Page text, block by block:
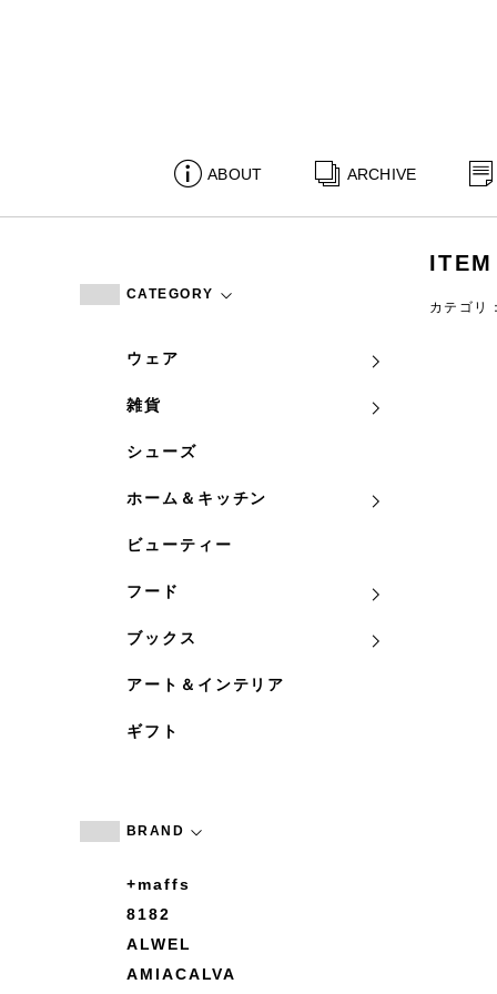
ABOUT ARCHIVE
CATEGORY
ウェア
雑貨
シューズ
ホーム＆キッチン
ビューティー
フード
ブックス
アート＆インテリア
ギフト
BRAND
+maffs
8182
ALWEL
AMIACALVA
ITEM
カテゴリ